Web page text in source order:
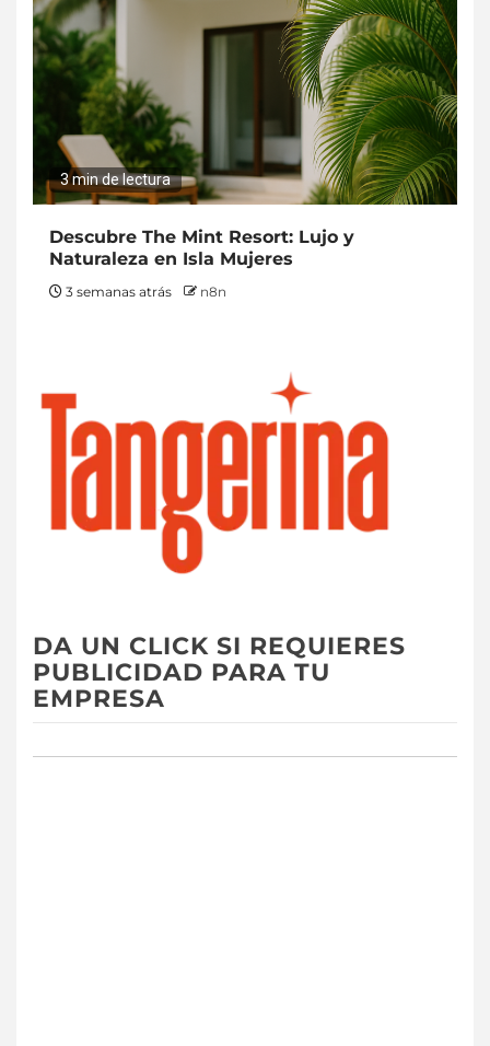
3 min de lectura
Descubre The Mint Resort: Lujo y
Naturaleza en Isla Mujeres
3 semanas atrás n8n
DA UN CLICK SI REQUIERES
PUBLICIDAD PARA TU
EMPRESA